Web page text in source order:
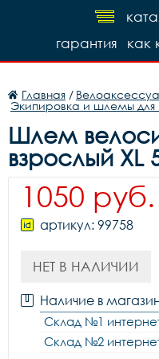
как
гарантия
Главная /
Экипировка и шлемы для
Шлем
взрослый XL
1050 руб.
артикул: 99758
НЕТ В НАЛИЧИИ
Наличие в
Склад №1
Склад №2